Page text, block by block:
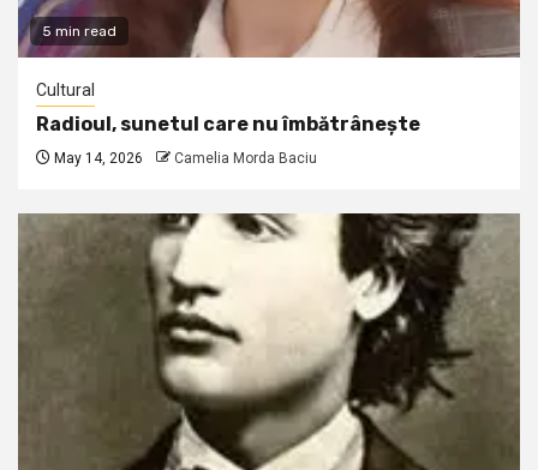
5 min read
Cultural
Radioul, sunetul care nu îmbătrânește
May 14, 2026 Camelia Morda Baciu